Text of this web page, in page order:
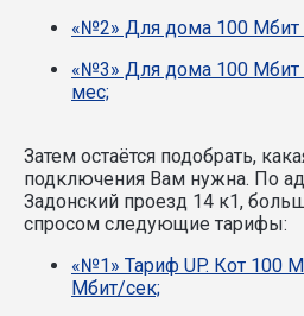
«№2» Для дома 100 Мбит
«№3» Для дома 100 Мбит
мес;
Затем остаётся подобрать,
подключения Вам нужна. По
Задонский проезд 14 к1,
спросом следующие тарифы:
«№1» Тариф UP. Кот 100
Мбит/сек;